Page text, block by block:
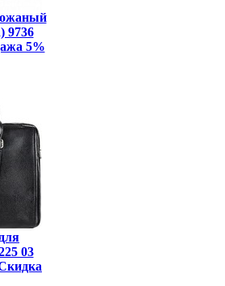
9736
5%
03